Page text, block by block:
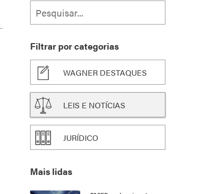
Filtrar por categorias
WAGNER DESTAQUES
LEIS E NOTÍCIAS
JURÍDICO
Mais lidas